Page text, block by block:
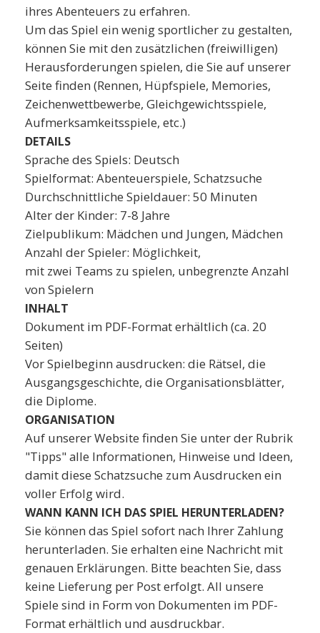
ihres Abenteuers zu erfahren.
Um das Spiel ein wenig sportlicher zu gestalten,
können Sie mit den zusätzlichen (freiwilligen)
Herausforderungen spielen, die Sie auf unserer
Seite finden (Rennen, Hüpfspiele, Memories,
Zeichenwettbewerbe, Gleichgewichtsspiele,
Aufmerksamkeitsspiele, etc.)
DETAILS
Sprache des Spiels: Deutsch
Spielformat: Abenteuerspiele, Schatzsuche
Durchschnittliche Spieldauer: 50 Minuten
Alter der Kinder: 7-8 Jahre
Zielpublikum: Mädchen und Jungen, Mädchen
Anzahl der Spieler: Möglichkeit,
mit zwei Teams zu spielen, unbegrenzte Anzahl
von Spielern
INHALT
Dokument im PDF-Format erhältlich (ca. 20
Seiten)
Vor Spielbeginn ausdrucken: die Rätsel, die
Ausgangsgeschichte, die Organisationsblätter,
die Diplome.
ORGANISATION
Auf unserer Website finden Sie unter der Rubrik
"Tipps" alle Informationen, Hinweise und Ideen,
damit diese Schatzsuche zum Ausdrucken ein
voller Erfolg wird.
WANN KANN ICH DAS SPIEL HERUNTERLADEN?
Sie können das Spiel sofort nach Ihrer Zahlung
herunterladen. Sie erhalten eine Nachricht mit
genauen Erklärungen. Bitte beachten Sie, dass
keine Lieferung per Post erfolgt. All unsere
Spiele sind in Form von Dokumenten im PDF-
Format erhältlich und ausdruckbar.